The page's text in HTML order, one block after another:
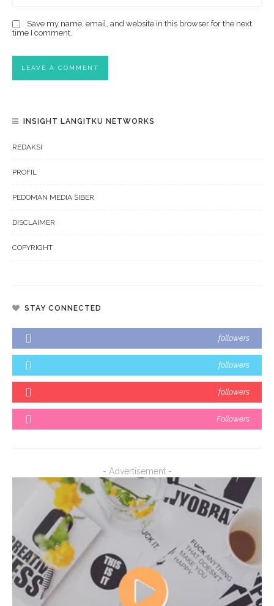
Save my name, email, and website in this browser for the next
time I comment.
INSIGHT LANGITKU NETWORKS
REDAKSI
PROFIL
PEDOMAN MEDIA SIBER
DISCLAIMER
COPYRIGHT
STAY CONNECTED
followers
followers
followers
Followers
- Advertisement -